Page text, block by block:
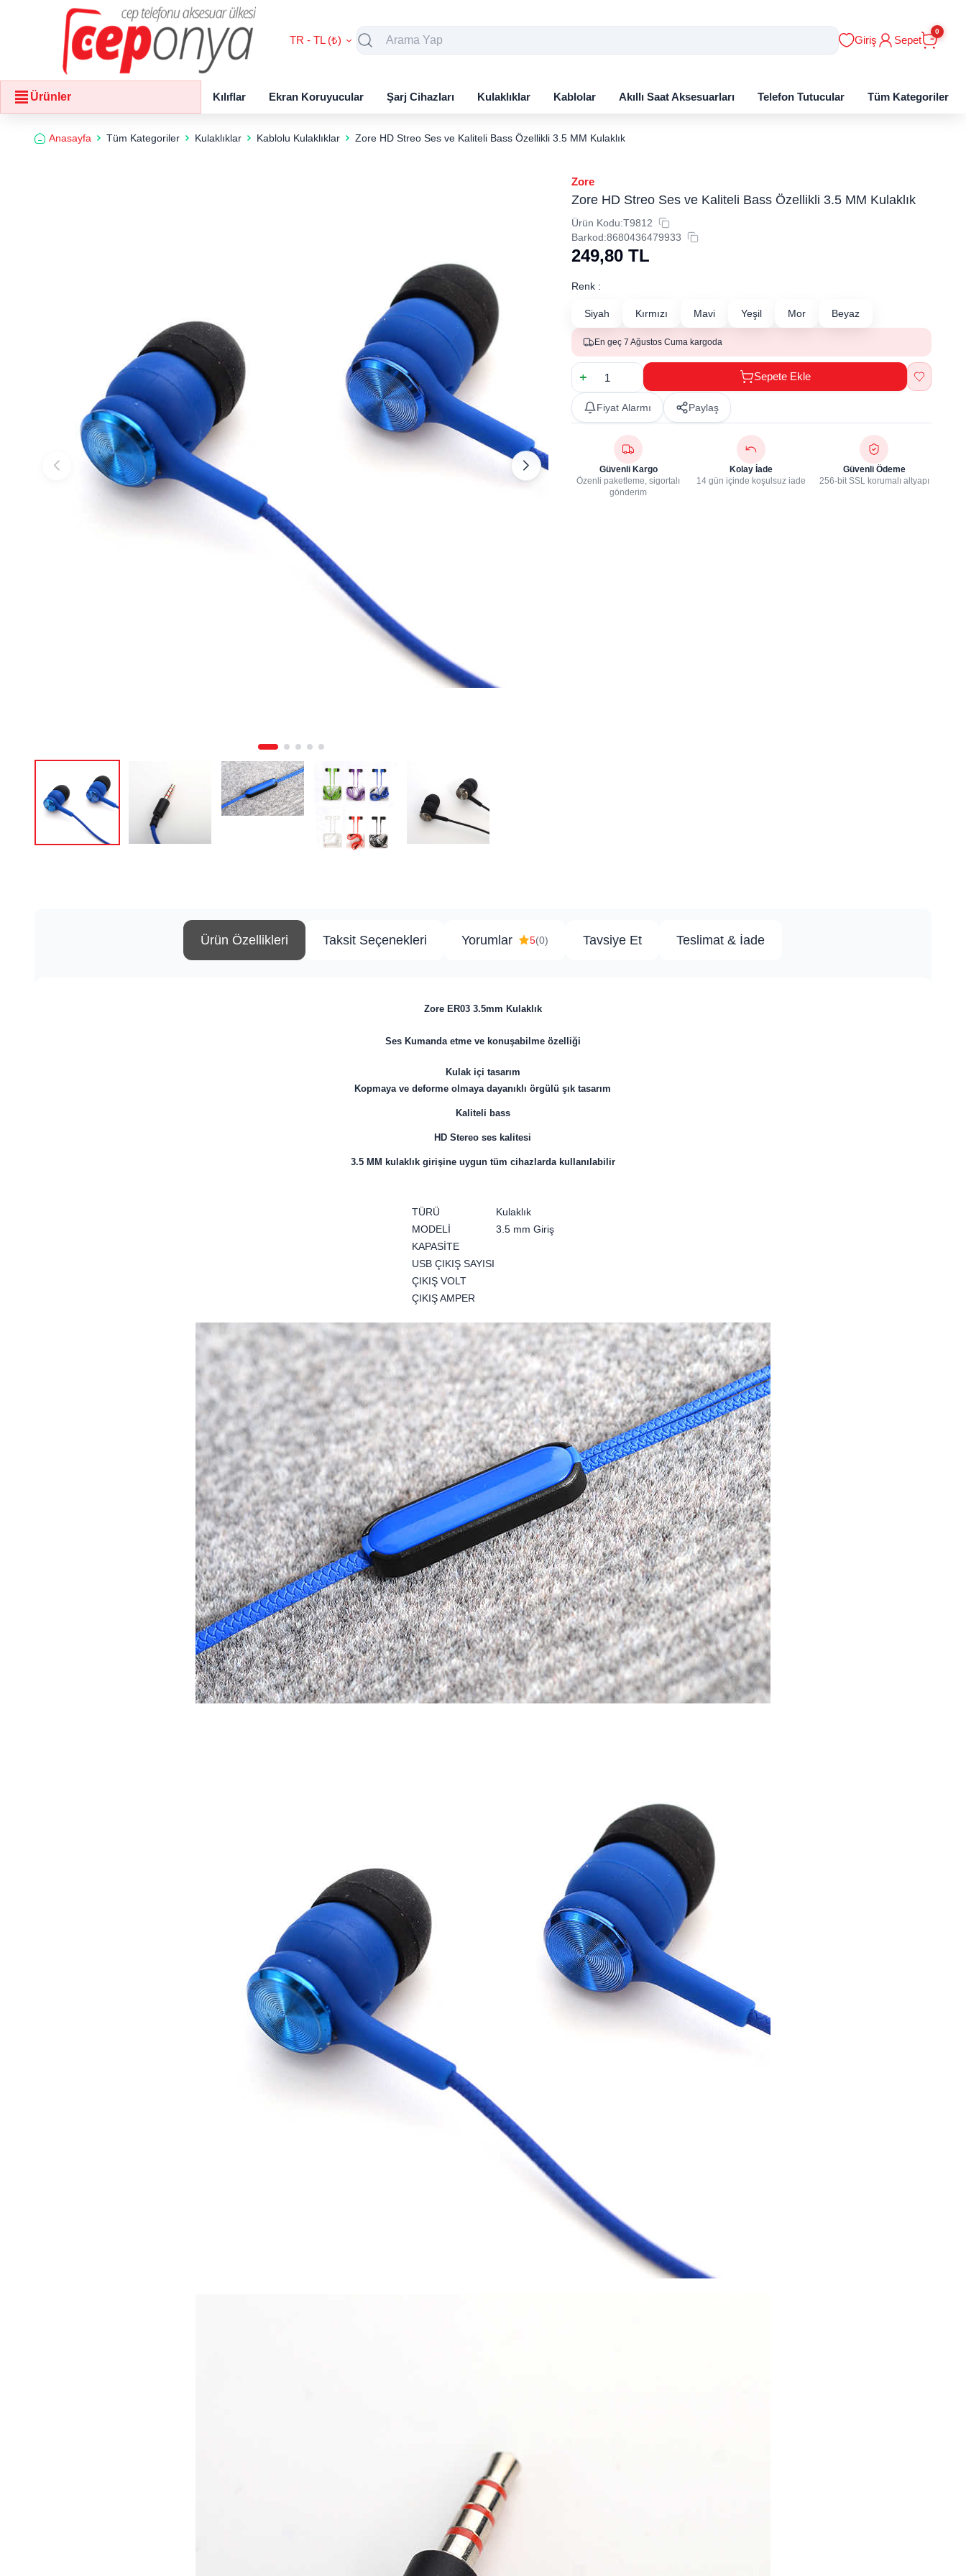
TR - TL (₺) Giriş Sepet
0
Ürünler Kılıflar Ekran Koruyucular Şarj Cihazları Kulaklıklar Kablolar Akıllı Saat Aksesuarları Telefon Tutucular Tüm Kategoriler
Anasayfa Tüm Kategoriler Kulaklıklar Kablolu Kulaklıklar Zore HD Streo Ses ve Kaliteli Bass Özellikli 3.5 MM Kulaklık
Zore
Zore HD Streo Ses ve Kaliteli Bass Özellikli 3.5 MM Kulaklık
Ürün Kodu:T9812
Barkod:8680436479933
249,80 TL
Renk :
Siyah Kırmızı Mavi Yeşil Mor Beyaz
En geç 7 Ağustos Cuma kargoda
Sepete Ekle
Fiyat Alarmı Paylaş
Güvenli Kargo
Özenli paketleme, sigortalı
gönderim
Kolay İade
14 gün içinde koşulsuz iade
Güvenli Ödeme
256-bit SSL korumalı altyapı
Ürün Özellikleri Taksit Seçenekleri Yorumlar 5(0) Tavsiye Et Teslimat & İade
Zore ER03 3.5mm Kulaklık
Ses Kumanda etme ve konuşabilme özelliği
Kulak içi tasarım
Kopmaya ve deforme olmaya dayanıklı örgülü şık tasarım
Kaliteli bass
HD Stereo ses kalitesi
3.5 MM kulaklık girişine uygun tüm cihazlarda kullanılabilir
TÜRÜ
Kulaklık
MODELİ
3.5 mm Giriş
KAPASİTE
USB ÇIKIŞ SAYISI
ÇIKIŞ VOLT
ÇIKIŞ AMPER